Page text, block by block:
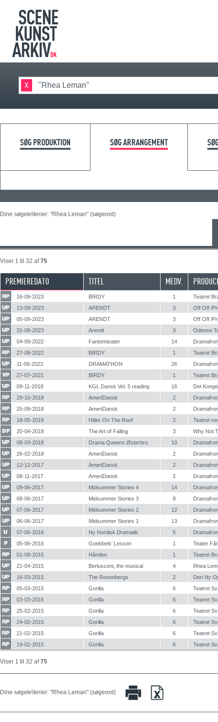
SØG PRODUKTION SØG ARRANGEMENT
Dine søgekriterier: "Rhea Leman" (søgeord)
Viser 1 til 32 af75
PREMIEREDATO TITEL MEDV.
16-09-2023 BIRDY 1
Teatret
13-09-2023
ARENDT 3
Off Off /
05-09-2023
ARENDT 3
Off Off /
31-08-2023
Arendt 3
Odense
04-09-2022
Fantomteater 14
27-08-2022
BIRDY 1
Teatret
11-06-2022
DRAMATHON 26
27-07-2021
BIRDY 1
Teatret
09-11-2018
KGL Dansk Vol. 5 reading 16
Det
29-10-2018
AmeriDansk 2
25-09-2018
AmeriDansk 2
18-05-2018
Hitler On The Roof 2
Teatret
20-04-2018
The Art of Falling 3
Why Not
08-03-2018
Drama Queens Østerbro 10
26-02-2018
AmeriDansk 2
12-12-2017
AmeriDansk 2
08-11-2017
AmeriDansk 2
09-06-2017
Midsummer Stories 4 14
08-06-2017
Midsummer Stories 3 8
07-06-2017
Midsummer Stories 2 12
06-06-2017
Midsummer Stories 1 13
07-06-2016
Ny Nordisk Dramatik 5
05-06-2016
Goebbels’ Lesson 1
Teater
01-08-2015
Hånden 1
Teatret
21-04-2015
Berlusconi, the musical 4
Rhea
16-03-2015
The Rosenbergs 2
Den Ny
05-03-2015
Gorilla 6
Teatret
03-03-2015
Gorilla 6
Teatret
25-02-2015
Gorilla 6
Teatret
24-02-2015
Gorilla 6
Teatret
21-02-2015
Gorilla 6
Teatret
19-02-2015
Gorilla 6 Teatret
Viser 1 til 32 af75
Dine søgekriterier: "Rhea Leman" (søgeord)